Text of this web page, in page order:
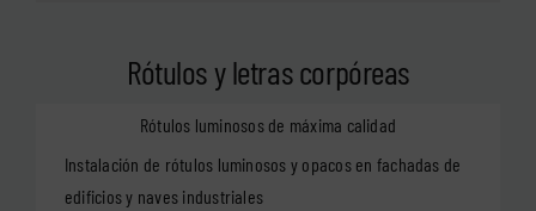
Rótulos y letras corpóreas
Rótulos luminosos de máxima calidad
Instalación de rótulos luminosos y opacos en fachadas de
edificios y naves industriales